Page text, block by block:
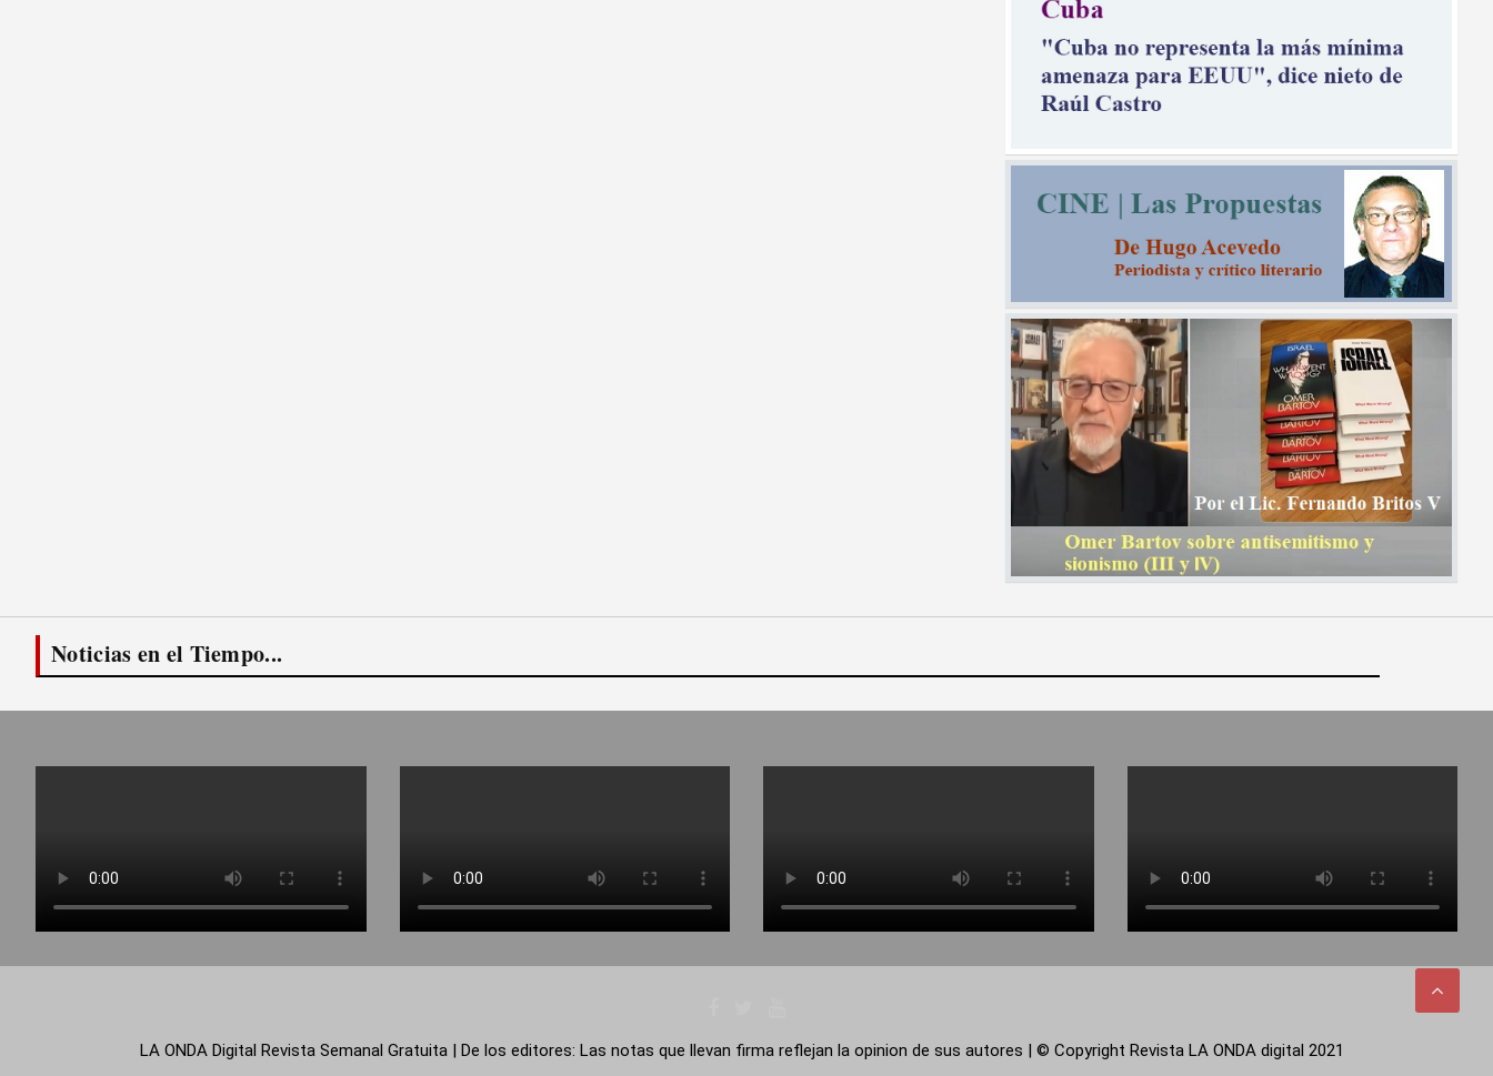
Noticias en el Tiempo...
LA ONDA Digital Revista Semanal Gratuita | De los editores: Las notas que llevan firma reflejan la opinion de sus autores | © Copyright Revista LA ONDA digital 2021